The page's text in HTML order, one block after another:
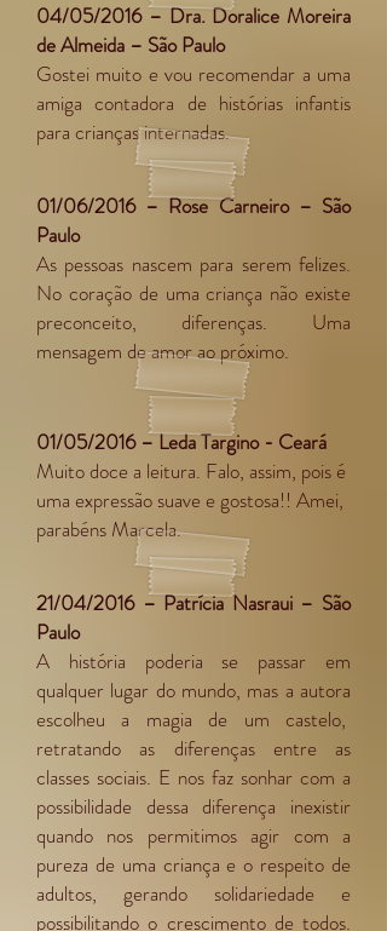
04/05/2016 – Dra. Doralice Moreira
de Almeida – São Paulo
Gostei muito e vou recomendar a uma
amiga contadora de histórias infantis
para crianças internadas.
01/06/2016 – Rose Carneiro – São
Paulo
As pessoas nascem para serem felizes.
No coração de uma criança não existe
preconceito, diferenças. Uma
mensagem de amor ao próximo.
01/05/2016 – Leda Targino - Ceará
Muito doce a leitura. Falo, assim, pois é
uma expressão suave e gostosa!! Amei,
parabéns Marcela.
21/04/2016 – Patrícia Nasraui – São
Paulo
A história poderia se passar em
qualquer lugar do mundo, mas a autora
escolheu a magia de um castelo,
retratando as diferenças entre as
classes sociais. E nos faz sonhar com a
possibilidade dessa diferença inexistir
quando nos permitimos agir com a
pureza de uma criança e o respeito de
adultos, gerando solidariedade e
possibilitando o crescimento de todos.